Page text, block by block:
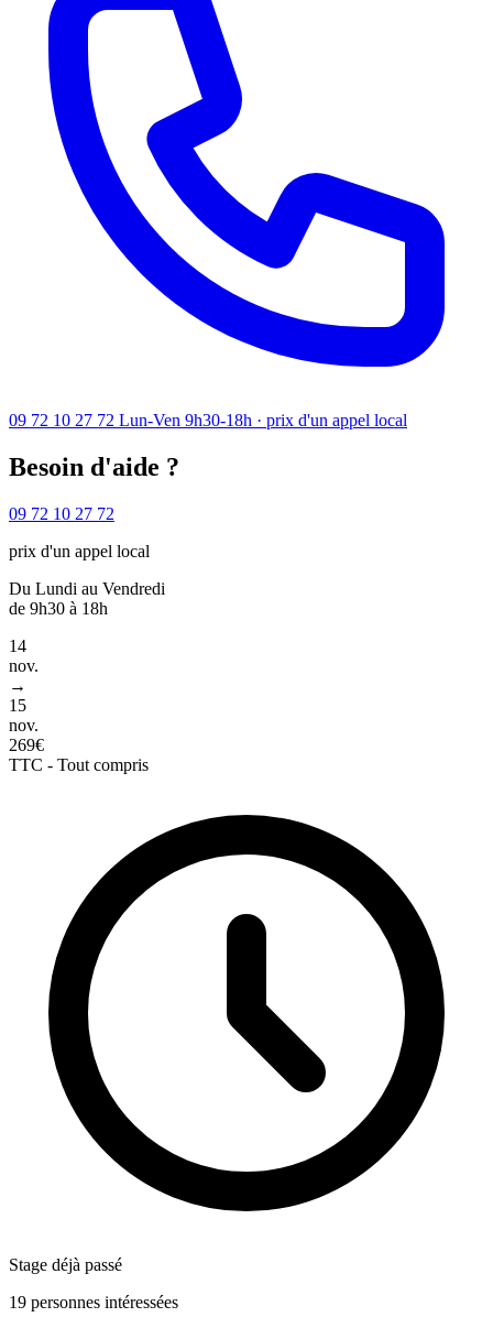
09 72 10 27 72 Lun-Ven 9h30-18h · prix d'un appel local
Besoin d'aide ?
09 72 10 27 72
prix d'un appel local
Du Lundi au Vendredi
de 9h30 à 18h
14
nov.
→
15
nov.
269€
TTC - Tout compris
Stage déjà passé
19 personnes intéressées